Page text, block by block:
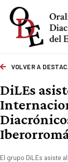
VOLVER A
DiLEs
El grupo DiLEs asiste al